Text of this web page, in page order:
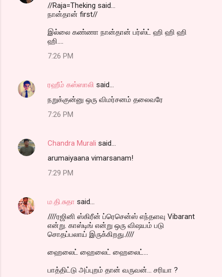
//Raja=Theking said...
நான்தான் first//
இல்லை கண்ணா நான்தான் பர்ஸ்ட் ஹி ஹி ஹி
ஹி....
7:26 PM
ரஹீம் கஸ்ஸாலி said…
நறுக்குன்னு ஒரு விமர்சனம் தலைவரே
7:26 PM
Chandra Murali said…
arumaiyaana vimarsanam!
7:29 PM
ம.தி.சுதா said…
////ரஜினி ஸ்கிரீன் ப்ரெசென்ஸ் எந்தளவு Vibarant
என்று. காஸ்டிங் என்று ஒரு விஷயம் படு
சொதப்பலாய் இருக்கிறது.////
ஹைலைட் ஹைலைட் ஹைலைட்...
பாத்திட்டு அப்புறம் தான் வருவன்... சரியா ?